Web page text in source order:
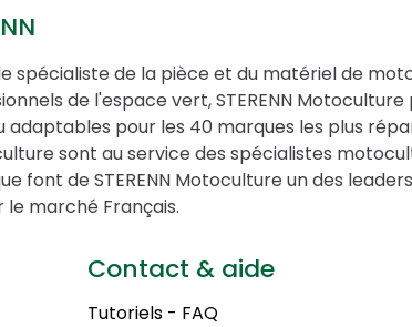
le spécialiste de la pièce et du matériel de
de l'espace vert, STERENN
adaptables pour les 40 marques les plus
sont au service des spécialistes
font de STERENN Motoculture un des
marché Français.
Contact & aide
Tutoriels - FAQ